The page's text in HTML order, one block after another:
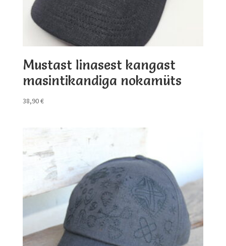
Mustast linasest kangast
masintikandiga nokamüts
38,90€